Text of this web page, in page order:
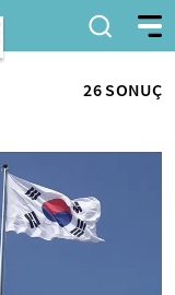
26 SONUÇ